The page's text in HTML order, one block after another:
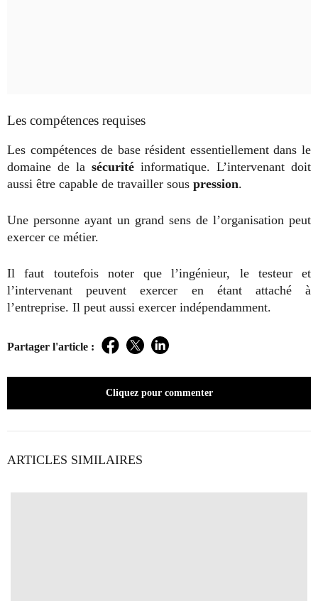
Les compétences requises
Les compétences de base résident essentiellement dans le
domaine de la sécurité informatique. L’intervenant doit
aussi être capable de travailler sous pression.
Une personne ayant un grand sens de l’organisation peut
exercer ce métier.
Il faut toutefois noter que l’ingénieur, le testeur et
l’intervenant peuvent exercer en étant attaché à
l’entreprise. Il peut aussi exercer indépendamment.
Partager l'article : Facebook
TwitterLinkedIn
Cliquez pour commenter
ARTICLES SIMILAIRES